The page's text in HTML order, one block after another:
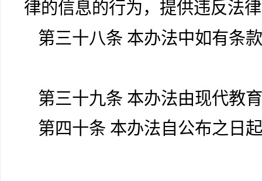
律的信息的行为，提供违反法
第三十八条 本办法中如有条
第三十九条 本办法由现代教
第四十条 本办法自公布之日